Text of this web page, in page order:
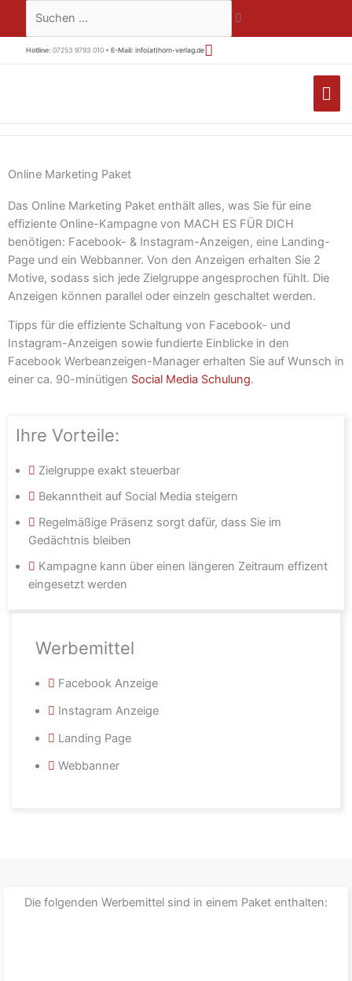
springen
Suchen …
Hotline: 07253 9793 010 • E-Mail: info(at)horn-verlag.de
Online Marketing Paket
Das Online Marketing Paket enthält alles, was Sie für eine
effiziente Online-Kampagne von MACH ES FÜR DICH
benötigen: Facebook- & Instagram-Anzeigen, eine Landing-
Page und ein Webbanner. Von den Anzeigen erhalten Sie 2
Motive, sodass sich jede Zielgruppe angesprochen fühlt. Die
Anzeigen können parallel oder einzeln geschaltet werden.
Tipps für die effiziente Schaltung von Facebook- und
Instagram-Anzeigen sowie fundierte Einblicke in den
Facebook Werbeanzeigen-Manager erhalten Sie auf Wunsch in
einer ca. 90-minütigen Social Media Schulung.
Ihre Vorteile:
Zielgruppe exakt steuerbar
Bekanntheit auf Social Media steigern
Regelmäßige Präsenz sorgt dafür, dass Sie im
Gedächtnis bleiben
Kampagne kann über einen längeren Zeitraum effizent
eingesetzt werden
Werbemittel
Facebook Anzeige
Instagram Anzeige
Landing Page
Webbanner
Die folgenden Werbemittel sind in einem Paket enthalten: